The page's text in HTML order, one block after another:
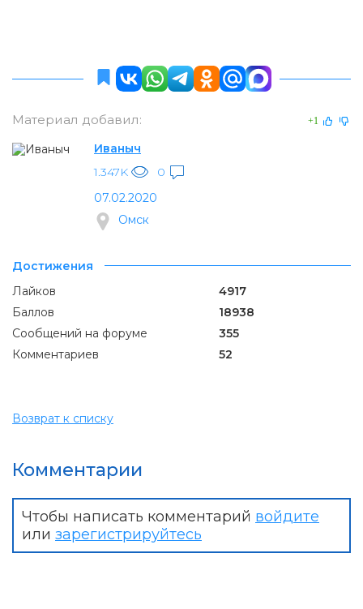
Материал добавил: +1
Иваныч
1.347K
0
07.02.2020
Омск
Достижения
Лайков
4917
Баллов
18938
Сообщений на форуме
355
Комментариев
52
Возврат к списку
Комментарии
Чтобы написать комментарий войдите
или зарегистрируйтесь